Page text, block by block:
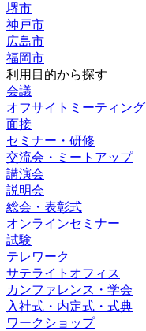
堺市
神戸市
広島市
福岡市
利用目的から探す
会議
オフサイトミーティング
面接
セミナー・研修
交流会・ミートアップ
講演会
説明会
総会・表彰式
オンラインセミナー
試験
テレワーク
サテライトオフィス
カンファレンス・学会
入社式・内定式・式典
ワークショップ